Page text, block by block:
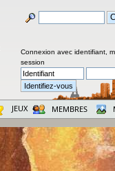
Connexion avec identifiant,
session
JEUX MEMBRES